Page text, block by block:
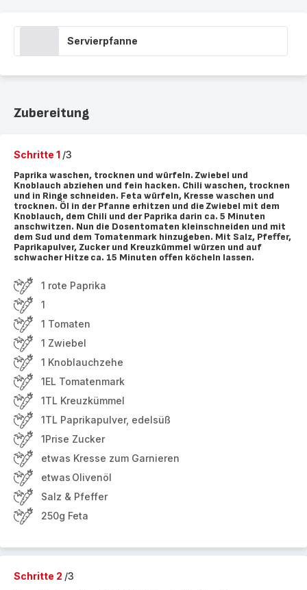
Servierpfanne
Zubereitung
Schritte 1 /3
Paprika waschen, trocknen und würfeln. Zwiebel und
Knoblauch abziehen und fein hacken. Chili waschen, trocknen
und in Ringe schneiden. Feta würfeln, Kresse waschen und
trocknen. Öl in der Pfanne erhitzen und die Zwiebel mit dem
Knoblauch, dem Chili und der Paprika darin ca. 5 Minuten
anschwitzen. Nun die Dosentomaten kleinschneiden und mit
dem Sud und dem Tomatenmark hinzugeben. Mit Salz, Pfeffer,
Paprikapulver, Zucker und Kreuzkümmel würzen und auf
schwacher Hitze ca. 15 Minuten offen köcheln lassen.
1 rote Paprika
1
1 Tomaten
1 Zwiebel
1 Knoblauchzehe
1EL Tomatenmark
1TL Kreuzkümmel
1TL Paprikapulver, edelsüß
1Prise Zucker
etwas Kresse zum Garnieren
etwas Olivenöl
Salz & Pfeffer
250g Feta
Schritte 2 /3